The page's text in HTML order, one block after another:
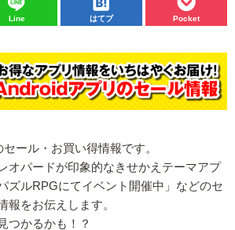
Line はてブ Pocket
ール・お買い得情報です。
オパードが印象的なきせかえテーマアプ
ズルRPGにてイベント開催中」などのセ
報をお伝えします。
つかるかも！？